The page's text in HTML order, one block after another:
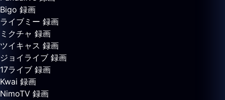
Bigo 録画
ライブミー 録画
ミクチャ 録画
ツイキャス 録画
ジョイライブ 録画
17ライブ 録画
Kwai 録画
NimoTV 録画